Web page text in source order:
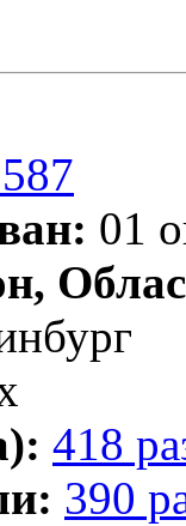
01
418
390